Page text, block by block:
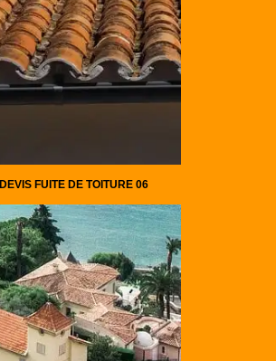
DEVIS FUITE DE TOITURE 06